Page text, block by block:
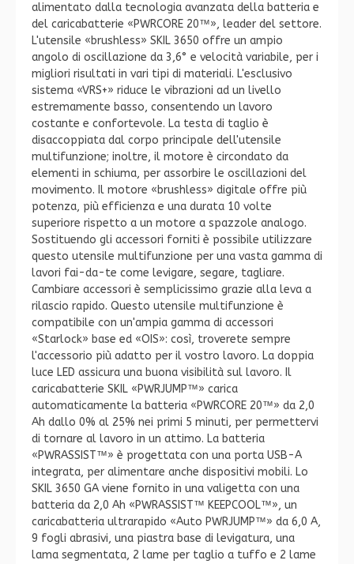
alimentato dalla tecnologia avanzata della batteria e
del caricabatterie «PWRCORE 20™», leader del settore.
L'utensile «brushless» SKIL 3650 offre un ampio
angolo di oscillazione da 3,6° e velocità variabile, per i
migliori risultati in vari tipi di materiali. L'esclusivo
sistema «VRS+» riduce le vibrazioni ad un livello
estremamente basso, consentendo un lavoro
costante e confortevole. La testa di taglio è
disaccoppiata dal corpo principale dell'utensile
multifunzione; inoltre, il motore è circondato da
elementi in schiuma, per assorbire le oscillazioni del
movimento. Il motore «brushless» digitale offre più
potenza, più efficienza e una durata 10 volte
superiore rispetto a un motore a spazzole analogo.
Sostituendo gli accessori forniti è possibile utilizzare
questo utensile multifunzione per una vasta gamma di
lavori fai-da-te come levigare, segare, tagliare.
Cambiare accessori è semplicissimo grazie alla leva a
rilascio rapido. Questo utensile multifunzione è
compatibile con un'ampia gamma di accessori
«Starlock» base ed «OIS»: così, troverete sempre
l'accessorio più adatto per il vostro lavoro. La doppia
luce LED assicura una buona visibilità sul lavoro. Il
caricabatterie SKIL «PWRJUMP™» carica
automaticamente la batteria «PWRCORE 20™» da 2,0
Ah dallo 0% al 25% nei primi 5 minuti, per permettervi
di tornare al lavoro in un attimo. La batteria
«PWRASSIST™» è progettata con una porta USB-A
integrata, per alimentare anche dispositivi mobili. Lo
SKIL 3650 GA viene fornito in una valigetta con una
batteria da 2,0 Ah «PWRASSIST™ KEEPCOOL™», un
caricabatteria ultrarapido «Auto PWRJUMP™» da 6,0 A,
9 fogli abrasivi, una piastra base di levigatura, una
lama segmentata, 2 lame per taglio a tuffo e 2 lame